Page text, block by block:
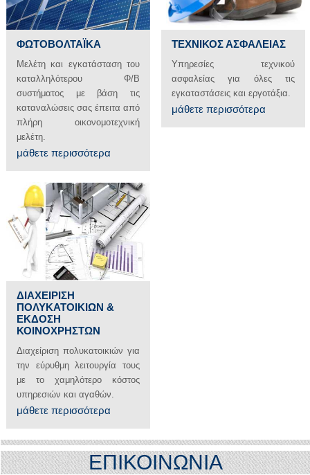
ΦΩΤΟΒΟΛΤΑΪΚΑ
Μελέτη και εγκατάσταση του
καταλληλότερου Φ/Β
συστήματος με βάση τις
καταναλώσεις σας έπειτα από
πλήρη οικονομοτεχνική
μελέτη.
μάθετε περισσότερα
ΤΕΧΝΙΚΟΣ ΑΣΦΑΛΕΙΑΣ
Υπηρεσίες τεχνικού
ασφαλείας για όλες τις
εγκαταστάσεις και εργοτάξια.
μάθετε περισσότερα
ΔΙΑΧΕΙΡΙΣΗ
ΠΟΛΥΚΑΤΟΙΚΙΩΝ &
ΕΚΔΟΣΗ
ΚΟΙΝΟΧΡΗΣΤΩΝ
Διαχείριση πολυκατοικιών για
την εύρυθμη λειτουργία τους
με το χαμηλότερο κόστος
υπηρεσιών και αγαθών.
μάθετε περισσότερα
ΕΠΙΚΟΙΝΩΝΙΑ